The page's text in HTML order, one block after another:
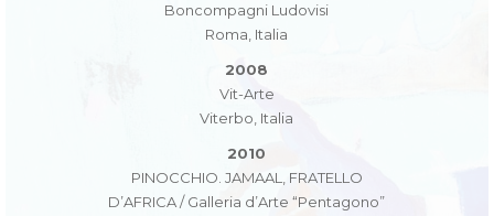
Boncompagni Ludovisi
Roma, Italia
2008
Vit-Arte
Viterbo, Italia
2010
PINOCCHIO. JAMAAL, FRATELLO
D’AFRICA / Galleria d’Arte “Pentagono”